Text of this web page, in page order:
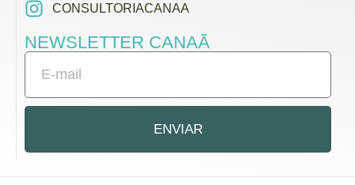
CONSULTORIACANAA
NEWSLETTER CANAÃ
ENVIAR